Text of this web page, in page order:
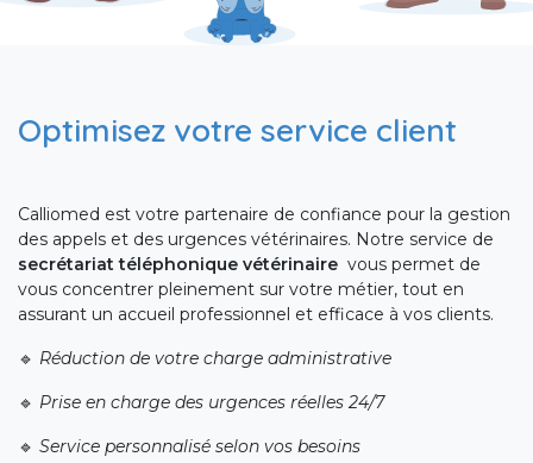
Optimisez votre service client
Calliomed est votre partenaire de confiance pour la gestion
des appels et des urgences vétérinaires. Notre service de
secrétariat téléphonique vétérinaire vous permet de
vous concentrer pleinement sur votre métier, tout en
assurant un accueil professionnel et efficace à vos clients.
🔹 Réduction de votre charge administrative
🔹 Prise en charge des urgences réelles 24/7
🔹 Service personnalisé selon vos besoins